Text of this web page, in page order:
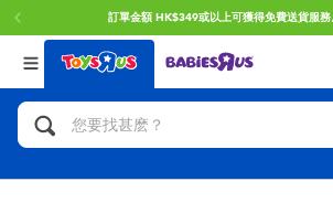
訂單金額 HK$349或以上可獲得免費送貨服務
返回
分類目錄
人氣英雄,角色扮演,射擊玩具
返回
品牌
Brunch Brother 早午餐兄弟
返回
年齢
0~2歳